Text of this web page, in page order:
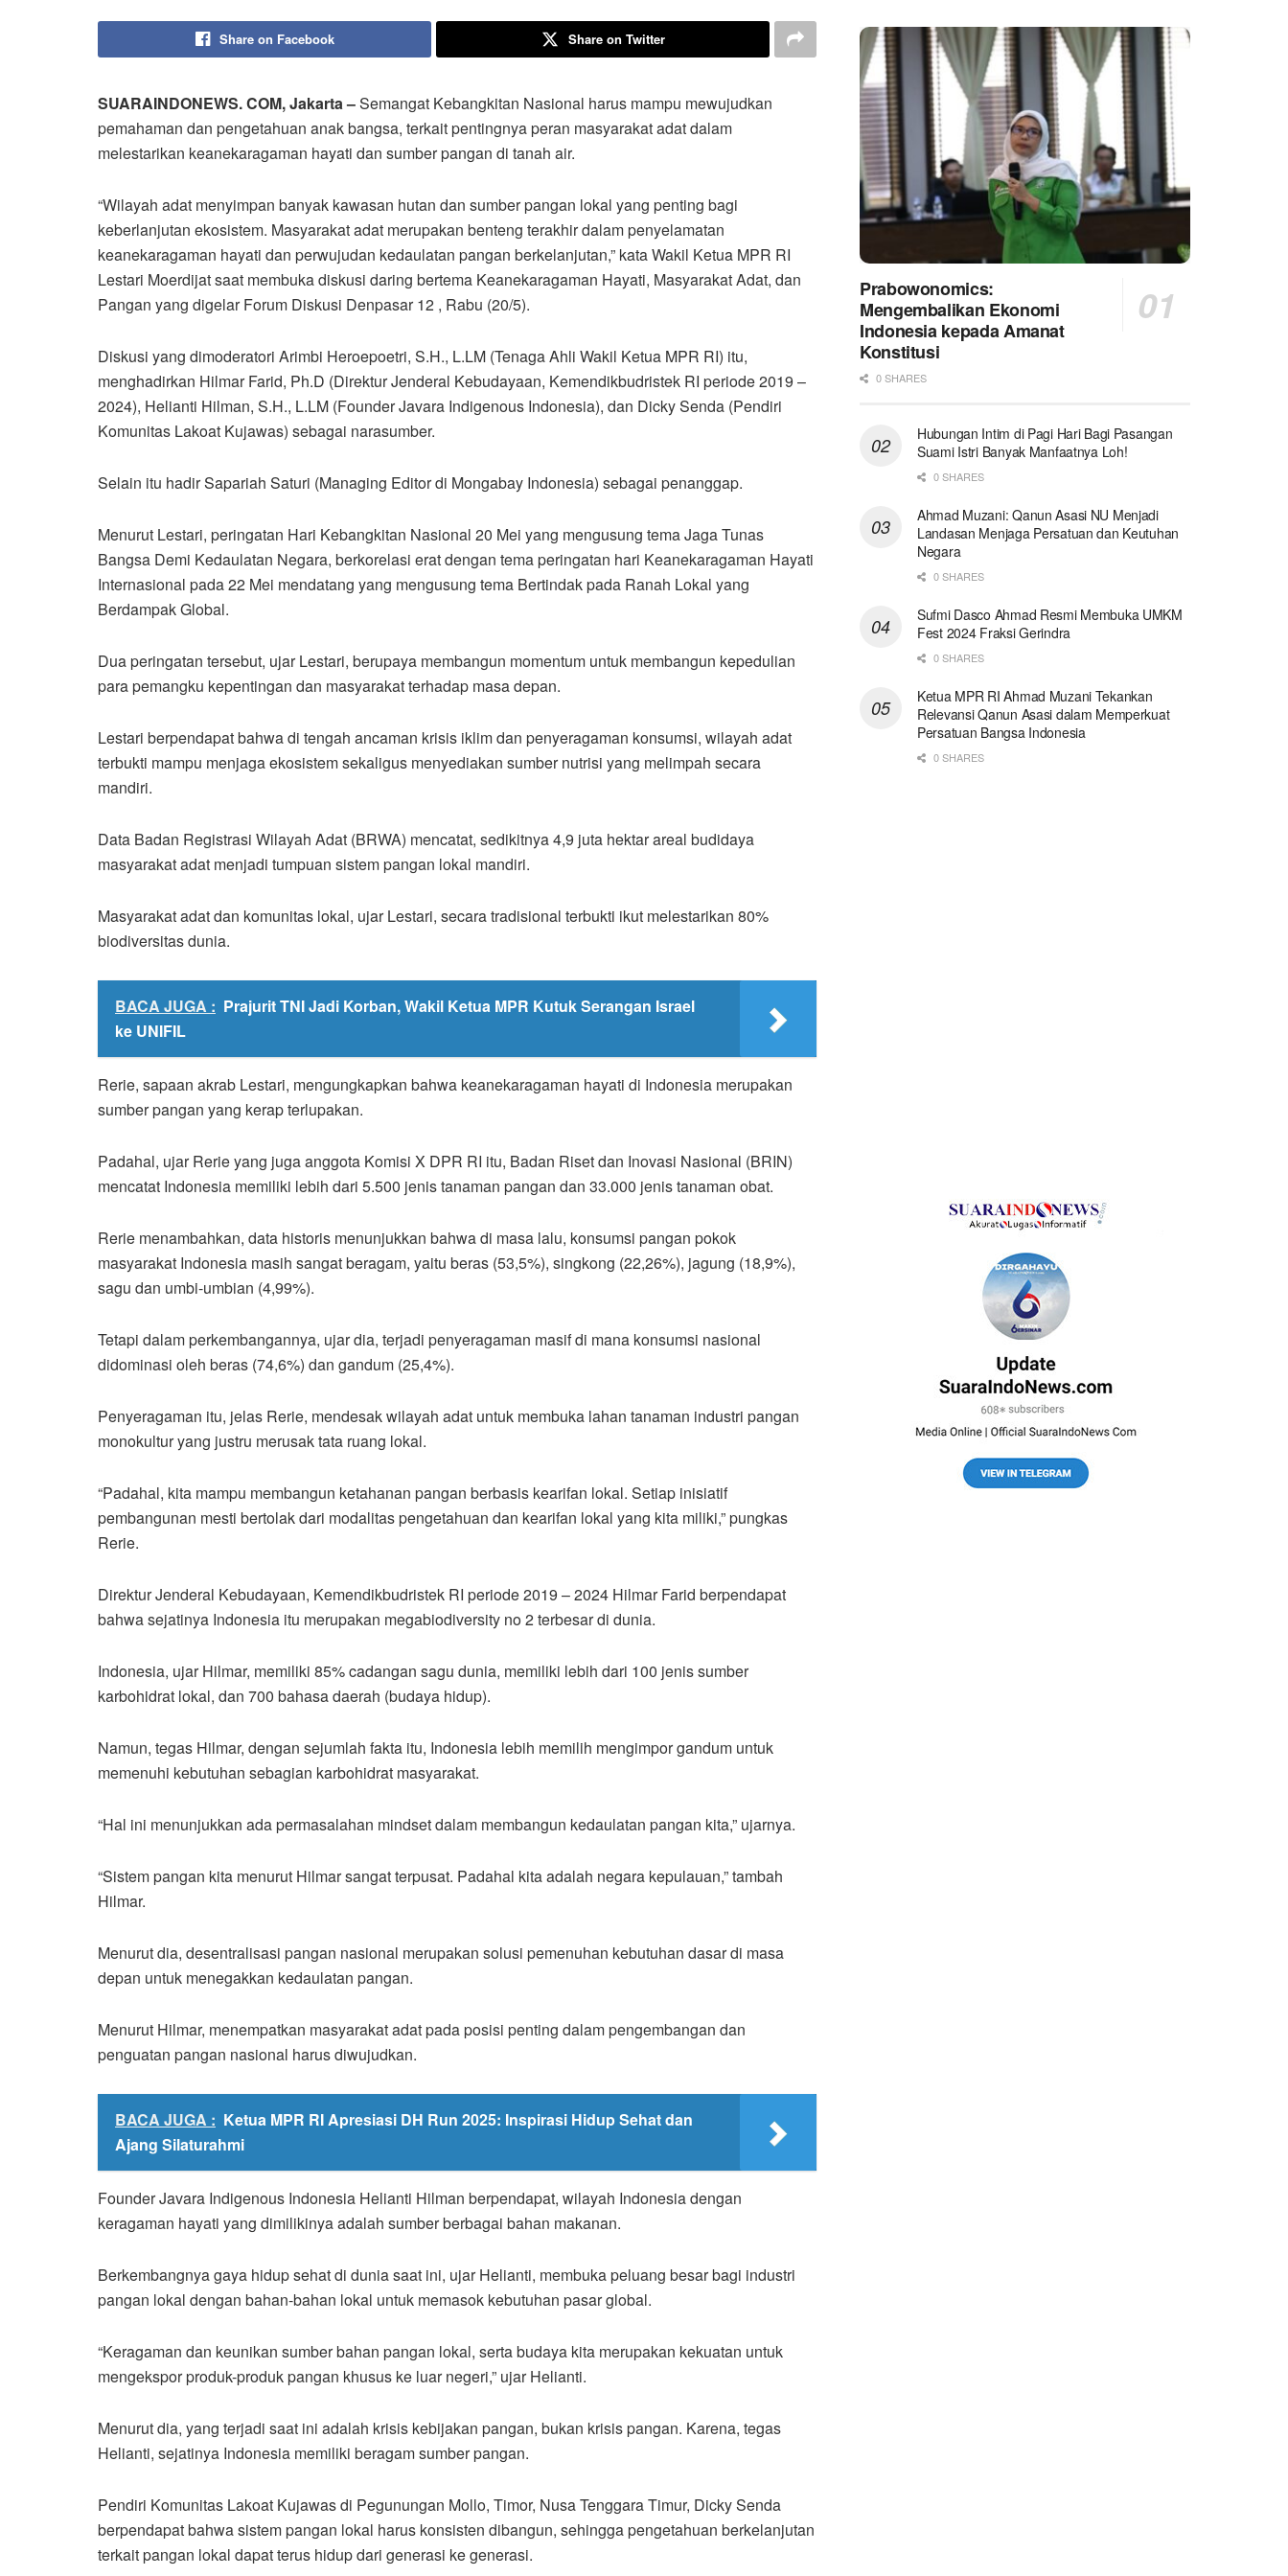
Share on Facebook Share on Twitter
SUARAINDONEWS. COM, Jakarta –Semangat Kebangkitan Nasional harus mampu mewujudkan
pemahaman dan pengetahuan anak bangsa, terkait pentingnya peran masyarakat adat dalam
melestarikan keanekaragaman hayati dan sumber pangan di tanah air.
“Wilayah adat menyimpan banyak kawasan hutan dan sumber pangan lokal yang penting bagi
keberlanjutan ekosistem. Masyarakat adat merupakan benteng terakhir dalam penyelamatan
keanekaragaman hayati dan perwujudan kedaulatan pangan berkelanjutan,” kata Wakil Ketua MPR RI
Lestari Moerdijat saat membuka diskusi daring bertema Keanekaragaman Hayati, Masyarakat Adat, dan
Pangan yang digelar Forum Diskusi Denpasar 12 , Rabu (20/5).
Diskusi yang dimoderatori Arimbi Heroepoetri, S.H., L.LM (Tenaga Ahli Wakil Ketua MPR RI) itu,
menghadirkan Hilmar Farid, Ph.D (Direktur Jenderal Kebudayaan, Kemendikbudristek RI periode 2019 –
2024), Helianti Hilman, S.H., L.LM (Founder Javara Indigenous Indonesia), dan Dicky Senda (Pendiri
Komunitas Lakoat Kujawas) sebagai narasumber.
Selain itu hadir Sapariah Saturi (Managing Editor di Mongabay Indonesia) sebagai penanggap.
Menurut Lestari, peringatan Hari Kebangkitan Nasional 20 Mei yang mengusung tema Jaga Tunas
Bangsa Demi Kedaulatan Negara, berkorelasi erat dengan tema peringatan hari Keanekaragaman Hayati
Internasional pada 22 Mei mendatang yang mengusung tema Bertindak pada Ranah Lokal yang
Berdampak Global.
Dua peringatan tersebut, ujar Lestari, berupaya membangun momentum untuk membangun kepedulian
para pemangku kepentingan dan masyarakat terhadap masa depan.
Lestari berpendapat bahwa di tengah ancaman krisis iklim dan penyeragaman konsumsi, wilayah adat
terbukti mampu menjaga ekosistem sekaligus menyediakan sumber nutrisi yang melimpah secara
mandiri.
Data Badan Registrasi Wilayah Adat (BRWA) mencatat, sedikitnya 4,9 juta hektar areal budidaya
masyarakat adat menjadi tumpuan sistem pangan lokal mandiri.
Masyarakat adat dan komunitas lokal, ujar Lestari, secara tradisional terbukti ikut melestarikan 80%
biodiversitas dunia.
BACA JUGA : Prajurit TNI Jadi Korban, Wakil Ketua MPR Kutuk Serangan Israel
ke UNIFIL
Rerie, sapaan akrab Lestari, mengungkapkan bahwa keanekaragaman hayati di Indonesia merupakan
sumber pangan yang kerap terlupakan.
Padahal, ujar Rerie yang juga anggota Komisi X DPR RI itu, Badan Riset dan Inovasi Nasional (BRIN)
mencatat Indonesia memiliki lebih dari 5.500 jenis tanaman pangan dan 33.000 jenis tanaman obat.
Rerie menambahkan, data historis menunjukkan bahwa di masa lalu, konsumsi pangan pokok
masyarakat Indonesia masih sangat beragam, yaitu beras (53,5%), singkong (22,26%), jagung (18,9%),
sagu dan umbi-umbian (4,99%).
Tetapi dalam perkembangannya, ujar dia, terjadi penyeragaman masif di mana konsumsi nasional
didominasi oleh beras (74,6%) dan gandum (25,4%).
Penyeragaman itu, jelas Rerie, mendesak wilayah adat untuk membuka lahan tanaman industri pangan
monokultur yang justru merusak tata ruang lokal.
“Padahal, kita mampu membangun ketahanan pangan berbasis kearifan lokal. Setiap inisiatif
pembangunan mesti bertolak dari modalitas pengetahuan dan kearifan lokal yang kita miliki,” pungkas
Rerie.
Direktur Jenderal Kebudayaan, Kemendikbudristek RI periode 2019 – 2024 Hilmar Farid berpendapat
bahwa sejatinya Indonesia itu merupakan megabiodiversity no 2 terbesar di dunia.
Indonesia, ujar Hilmar, memiliki 85% cadangan sagu dunia, memiliki lebih dari 100 jenis sumber
karbohidrat lokal, dan 700 bahasa daerah (budaya hidup).
Namun, tegas Hilmar, dengan sejumlah fakta itu, Indonesia lebih memilih mengimpor gandum untuk
memenuhi kebutuhan sebagian karbohidrat masyarakat.
“Hal ini menunjukkan ada permasalahan mindset dalam membangun kedaulatan pangan kita,” ujarnya.
“Sistem pangan kita menurut Hilmar sangat terpusat. Padahal kita adalah negara kepulauan,” tambah
Hilmar.
Menurut dia, desentralisasi pangan nasional merupakan solusi pemenuhan kebutuhan dasar di masa
depan untuk menegakkan kedaulatan pangan.
Menurut Hilmar, menempatkan masyarakat adat pada posisi penting dalam pengembangan dan
penguatan pangan nasional harus diwujudkan.
BACA JUGA : Ketua MPR RI Apresiasi DH Run 2025: Inspirasi Hidup Sehat dan
Ajang Silaturahmi
Founder Javara Indigenous Indonesia Helianti Hilman berpendapat, wilayah Indonesia dengan
keragaman hayati yang dimilikinya adalah sumber berbagai bahan makanan.
Berkembangnya gaya hidup sehat di dunia saat ini, ujar Helianti, membuka peluang besar bagi industri
pangan lokal dengan bahan-bahan lokal untuk memasok kebutuhan pasar global.
“Keragaman dan keunikan sumber bahan pangan lokal, serta budaya kita merupakan kekuatan untuk
mengekspor produk-produk pangan khusus ke luar negeri,” ujar Helianti.
Menurut dia, yang terjadi saat ini adalah krisis kebijakan pangan, bukan krisis pangan. Karena, tegas
Helianti, sejatinya Indonesia memiliki beragam sumber pangan.
Pendiri Komunitas Lakoat Kujawas di Pegunungan Mollo, Timor, Nusa Tenggara Timur, Dicky Senda
berpendapat bahwa sistem pangan lokal harus konsisten dibangun, sehingga pengetahuan berkelanjutan
terkait pangan lokal dapat terus hidup dari generasi ke generasi.
Prabowonomics:
Mengembalikan Ekonomi
Indonesia kepada Amanat
Konstitusi
0 SHARES
Hubungan Intim di Pagi Hari Bagi Pasangan
Suami Istri Banyak Manfaatnya Loh!
0 SHARES
Ahmad Muzani: Qanun Asasi NU Menjadi
Landasan Menjaga Persatuan dan Keutuhan
Negara
0 SHARES
Sufmi Dasco Ahmad Resmi Membuka UMKM
Fest 2024 Fraksi Gerindra
0 SHARES
Ketua MPR RI Ahmad Muzani Tekankan
Relevansi Qanun Asasi dalam Memperkuat
Persatuan Bangsa Indonesia
0 SHARES